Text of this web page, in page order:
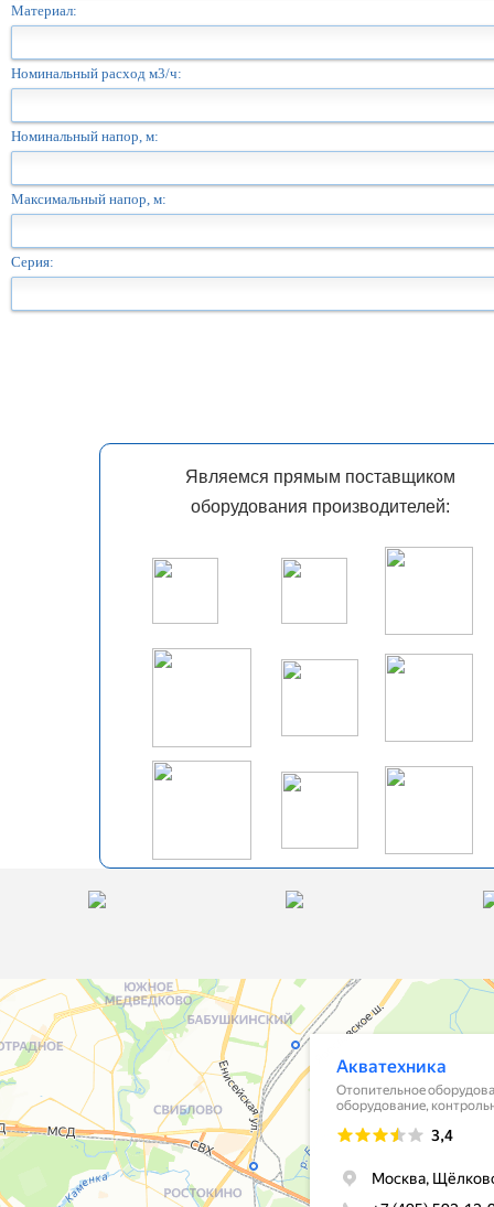
Материал:
Номинальный расход м3/ч:
Номинальный напор, м:
Максимальный напор, м:
Серия:
Являемся прямым поставщиком
оборудования производителей: